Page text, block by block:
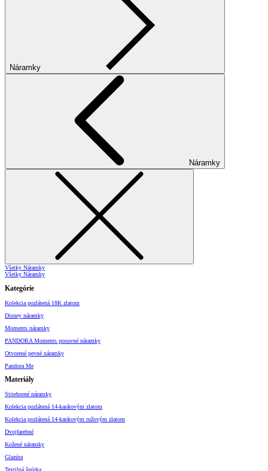
Náramky
Náramky
Všetky Náramky
Všetky Náramky
Kategórie
Kolekcia pozlátená 18K zlatom
Disney náramky
Moments náramky
PANDORA Moments posuvné náramky
Otvorené pevné náramky
Pandora Me
Materiály
Strieborné náramky
Kolekcia pozlátená 14-karátovým zlatom
Kolekcia pozlátená 14-karátovým ružovým zlatom
Dvojfarebné
Kožené náramky
Glazúra
Textilná šnúrka